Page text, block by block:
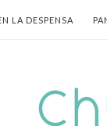
LA DESPENSA